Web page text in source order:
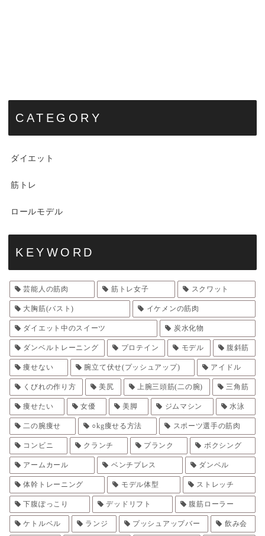
CATEGORY
ダイエット
筋トレ
ロールモデル
KEYWORD
芸能人の筋肉 筋トレ女子 スクワット
大胸筋(バスト) イケメンの筋肉
ダイエット中のスイーツ 炭水化物
ダンベルトレーニング プロテイン モデル 腹斜筋
痩せない 腕立て伏せ(プッシュアップ) アイドル
くびれの作り方 美尻 上腕三頭筋(二の腕) 三角筋
痩せたい 女優 美脚 ジムマシン 水泳
二の腕痩せ ○kg痩せる方法 スポーツ選手の筋肉
コンビニ クランチ プランク ボクシング
アームカール ベンチプレス ダンベル
体幹トレーニング モデル体型 ストレッチ
下腹ぽっこり デッドリフト 腹筋ローラー
ケトルベル ランジ プッシュアップバー 飲み会